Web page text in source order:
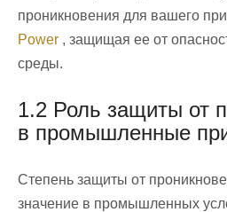
проникновения для вашего
Power , защищая ее от
среды.
1.2 Роль защиты от
в промышленные
Степень защиты от
значение в промышленных